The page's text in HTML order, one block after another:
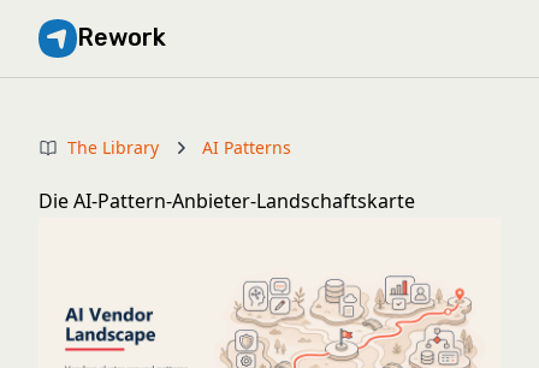
Rework
The Library AI Patterns
Die AI-Pattern-Anbieter-Landschaftskarte